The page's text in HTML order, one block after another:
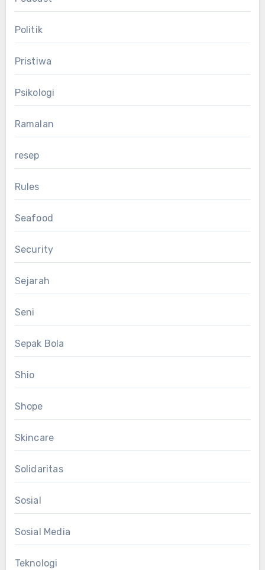
Politik
Pristiwa
Psikologi
Ramalan
resep
Rules
Seafood
Security
Sejarah
Seni
Sepak Bola
Shio
Shope
Skincare
Solidaritas
Sosial
Sosial Media
Teknologi